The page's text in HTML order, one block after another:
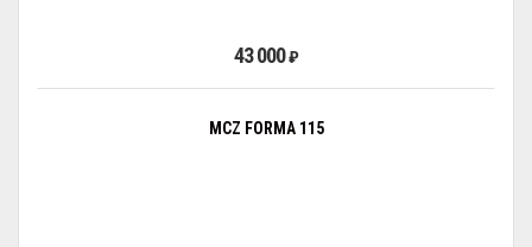
43 000₽
MCZ FORMA 115